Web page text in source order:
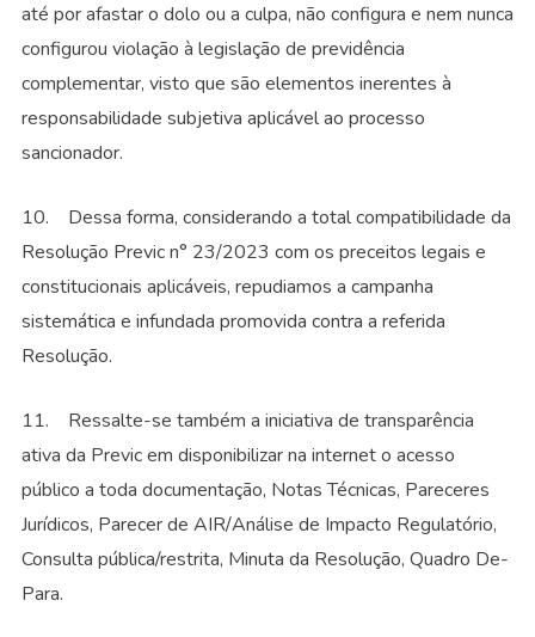
até por afastar o dolo ou a culpa, não configura e nem nunca
configurou violação à legislação de previdência
complementar, visto que são elementos inerentes à
responsabilidade subjetiva aplicável ao processo
sancionador.
10. Dessa forma, considerando a total compatibilidade da
Resolução Previc n° 23/2023 com os preceitos legais e
constitucionais aplicáveis, repudiamos a campanha
sistemática e infundada promovida contra a referida
Resolução.
11. Ressalte-se também a iniciativa de transparência
ativa da Previc em disponibilizar na internet o acesso
público a toda documentação, Notas Técnicas, Pareceres
Jurídicos, Parecer de AIR/Análise de Impacto Regulatório,
Consulta pública/restrita, Minuta da Resolução, Quadro De-
Para.